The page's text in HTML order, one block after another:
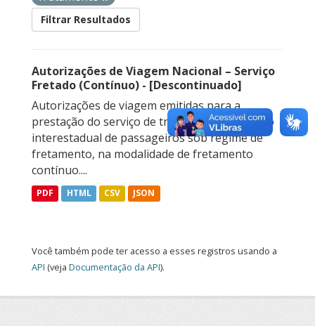
Filtrar Resultados
Autorizações de Viagem Nacional – Serviço
Fretado (Contínuo) - [Descontinuado]
Autorizações de viagem emitidas para a
prestação do serviço de transporte rodoviário
interestadual de passageiros sob regime de
fretamento, na modalidade de fretamento
contínuo....
PDF HTML CSV JSON
Você também pode ter acesso a esses registros usando a
API (veja Documentação da API).